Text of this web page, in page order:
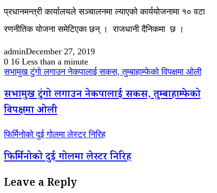
प्रधानमन्त्री कार्यालयले सञ्चालनमा ल्याएको कार्ययोजनामा १० वटा
रणनीतिक योजना समेटिएका छन् । राजधानी दैनिकमा छ ।
adminDecember 27, 2019
0 16 Less than a minute
सभामुख टुंगो लगाउन नेकपालाई सकस, तुम्बाहाम्फेको विपक्षमा ओली
सभामुख टुंगो लगाउन नेकपालाई सकस, तुम्बाहाम्फेको
विपक्षमा ओली
फिर्मिनोको दुई गोलमा लेस्टर निरिह
फिर्मिनोको दुई गोलमा लेस्टर निरिह
Leave a Reply